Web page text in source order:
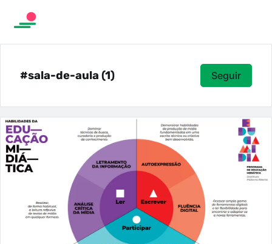
#sala-de-aula (1) Seguir